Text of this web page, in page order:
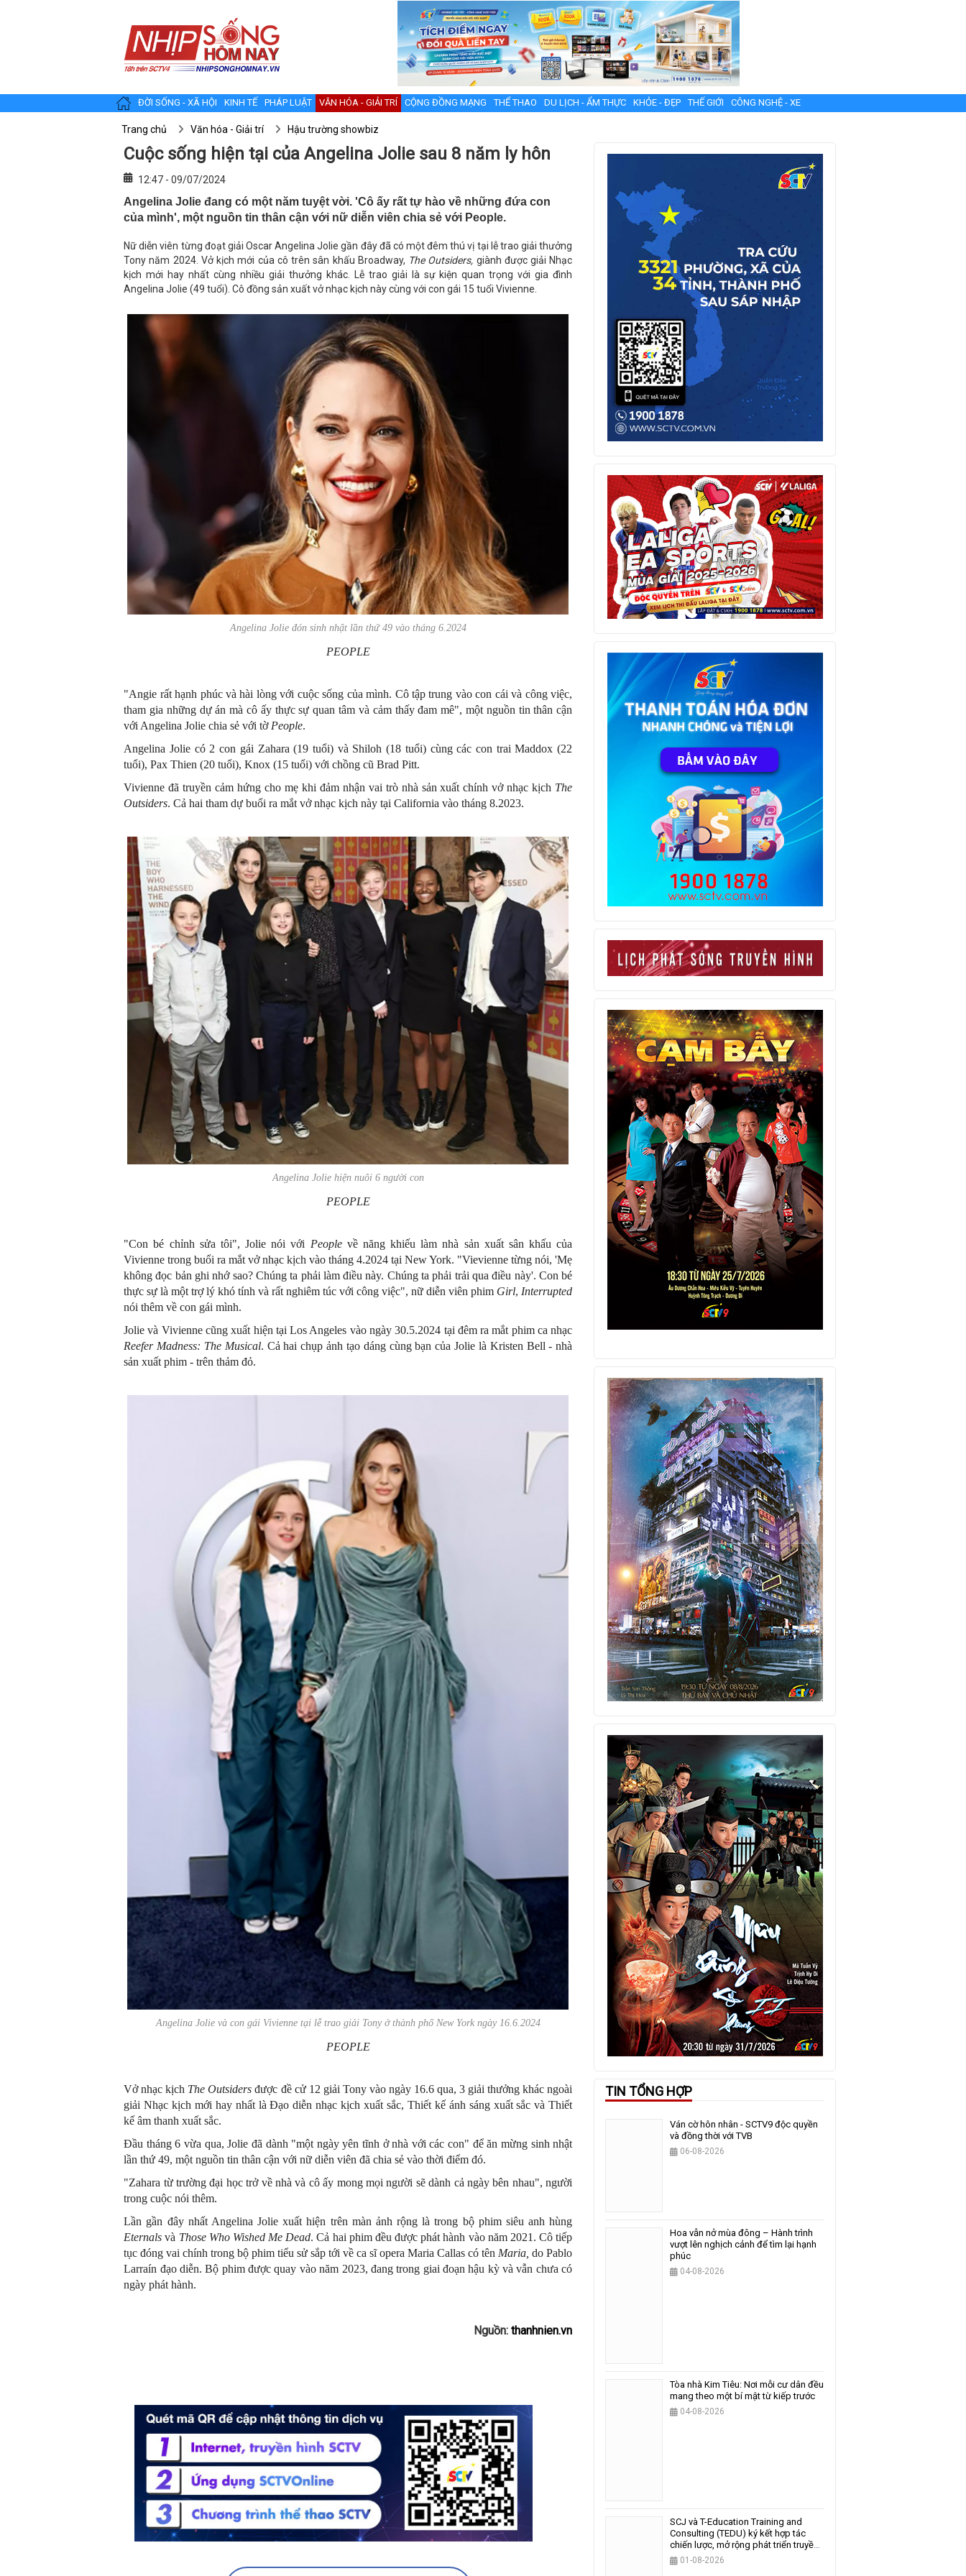
ĐỜI SỐNG - XÃ HỘI KINH TẾ PHÁP LUẬT VĂN HÓA - GIẢI TRÍ CỘNG ĐỒNG MẠNG THỂ THAO DU LỊCH - ẨM THỰC KHỎE - ĐẸP THẾ GIỚI CÔNG NGHỆ - XE
Trang chủ Văn hóa - Giải trí Hậu trường showbiz
Cuộc sống hiện tại của Angelina Jolie sau 8 năm ly hôn
12:47 - 09/07/2024
Angelina Jolie đang có một năm tuyệt vời. 'Cô ấy rất tự hào về những đứa con
của mình', một nguồn tin thân cận với nữ diễn viên chia sẻ với People.
Nữ diễn viên từng đoạt giải Oscar Angelina Jolie gần đây đã có một đêm thú vị tại lễ trao giải thưởng
Tony năm 2024. Vở kịch mới của cô trên sân khấu Broadway, The Outsiders, giành được giải Nhạc
kịch mới hay nhất cùng nhiều giải thưởng khác. Lễ trao giải là sự kiện quan trọng với gia đình
Angelina Jolie (49 tuổi). Cô đồng sản xuất vở nhạc kịch này cùng với con gái 15 tuổi Vivienne.
Angelina Jolie đón sinh nhật lần thứ 49 vào tháng 6.2024
PEOPLE
"Angie rất hạnh phúc và hài lòng với cuộc sống của mình. Cô tập trung vào con cái và công việc,
tham gia những dự án mà cô ấy thực sự quan tâm và cảm thấy đam mê", một nguồn tin thân cận
với Angelina Jolie chia sẻ với tờ People.
Angelina Jolie có 2 con gái Zahara (19 tuổi) và Shiloh (18 tuổi) cùng các con trai Maddox (22
tuổi), Pax Thien (20 tuổi), Knox (15 tuổi) với chồng cũ Brad Pitt.
Vivienne đã truyền cảm hứng cho mẹ khi đảm nhận vai trò nhà sản xuất chính vở nhạc kịch The
Outsiders. Cả hai tham dự buổi ra mắt vở nhạc kịch này tại California vào tháng 8.2023.
Angelina Jolie hiện nuôi 6 người con
PEOPLE
"Con bé chỉnh sửa tôi", Jolie nói với Peoplevề năng khiếu làm nhà sản xuất sân khấu của
Vivienne trong buổi ra mắt vở nhạc kịch vào tháng 4.2024 tại New York. "Vievienne từng nói, 'Mẹ
không đọc bản ghi nhớ sao? Chúng ta phải làm điều này. Chúng ta phải trải qua điều này'. Con bé
thực sự là một trợ lý khó tính và rất nghiêm túc với công việc", nữ diễn viên phim Girl, Interrupted
nói thêm về con gái mình.
Jolie và Vivienne cũng xuất hiện tại Los Angeles vào ngày 30.5.2024 tại đêm ra mắt phim ca nhạc
Reefer Madness: The Musical. Cả hai chụp ảnh tạo dáng cùng bạn của Jolie là Kristen Bell - nhà
sản xuất phim - trên thảm đỏ.
Angelina Jolie và con gái Vivienne tại lễ trao giải Tony ở thành phố New York ngày 16.6.2024
PEOPLE
Vở nhạc kịch The Outsidersđược đề cử 12 giải Tony vào ngày 16.6 qua, 3 giải thưởng khác ngoài
giải Nhạc kịch mới hay nhất là Đạo diễn nhạc kịch xuất sắc, Thiết kế ánh sáng xuất sắc và Thiết
kế âm thanh xuất sắc.
Đầu tháng 6 vừa qua, Jolie đã dành "một ngày yên tĩnh ở nhà với các con" để ăn mừng sinh nhật
lần thứ 49, một nguồn tin thân cận với nữ diễn viên đã chia sẻ vào thời điểm đó.
"Zahara từ trường đại học trở về nhà và cô ấy mong mọi người sẽ dành cả ngày bên nhau", người
trong cuộc nói thêm.
Lần gần đây nhất Angelina Jolie xuất hiện trên màn ảnh rộng là trong bộ phim siêu anh hùng
Eternals và Those Who Wished Me Dead. Cả hai phim đều được phát hành vào năm 2021. Cô tiếp
tục đóng vai chính trong bộ phim tiểu sử sắp tới về ca sĩ opera Maria Callas có tênMaria,do Pablo
Larraín đạo diễn. Bộ phim được quay vào năm 2023, đang trong giai đoạn hậu kỳ và vẫn chưa có
ngày phát hành.
Nguồn:thanhnien.vn
TIN TỔNG HỢP
Ván cờ hôn nhân - SCTV9 độc quyền
và đồng thời với TVB
06-08-2026
Hoa vẫn nở mùa đông – Hành trình
vượt lên nghịch cảnh để tìm lại hạnh
phúc
04-08-2026
Tòa nhà Kim Tiêu: Nơi mỗi cư dân đều
mang theo một bí mật từ kiếp trước
04-08-2026
SCJ và T-Education Training and
Consulting (TEDU) ký kết hợp tác
chiến lược, mở rộng phát triển truyền
thông và giáo dục
01-08-2026